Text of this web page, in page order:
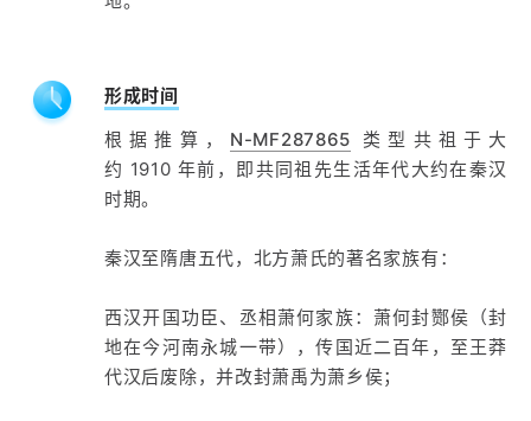
形成时间
根据推算， N-MF287865 类型共祖于大
约 1910 年前，即共同祖先生活年代大约在秦汉
时期。
秦汉至隋唐五代，北方萧氏的著名家族有：
西汉开国功臣、丞相萧何家族：萧何封酂侯（封
地在今河南永城一带），传国近二百年，至王莽
代汉后废除，并改封萧禹为萧乡侯；